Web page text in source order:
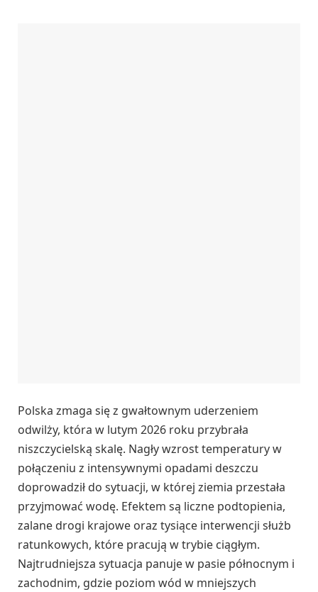
Polska zmaga się z gwałtownym uderzeniem
odwilży, która w lutym 2026 roku przybrała
niszczycielską skalę. Nagły wzrost temperatury w
połączeniu z intensywnymi opadami deszczu
doprowadził do sytuacji, w której ziemia przestała
przyjmować wodę. Efektem są liczne podtopienia,
zalane drogi krajowe oraz tysiące interwencji służb
ratunkowych, które pracują w trybie ciągłym.
Najtrudniejsza sytuacja panuje w pasie północnym i
zachodnim, gdzie poziom wód w mniejszych